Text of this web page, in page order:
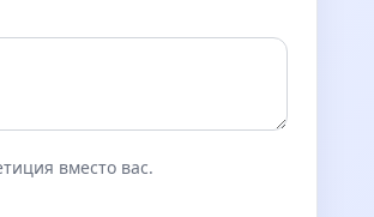
вместо вас.